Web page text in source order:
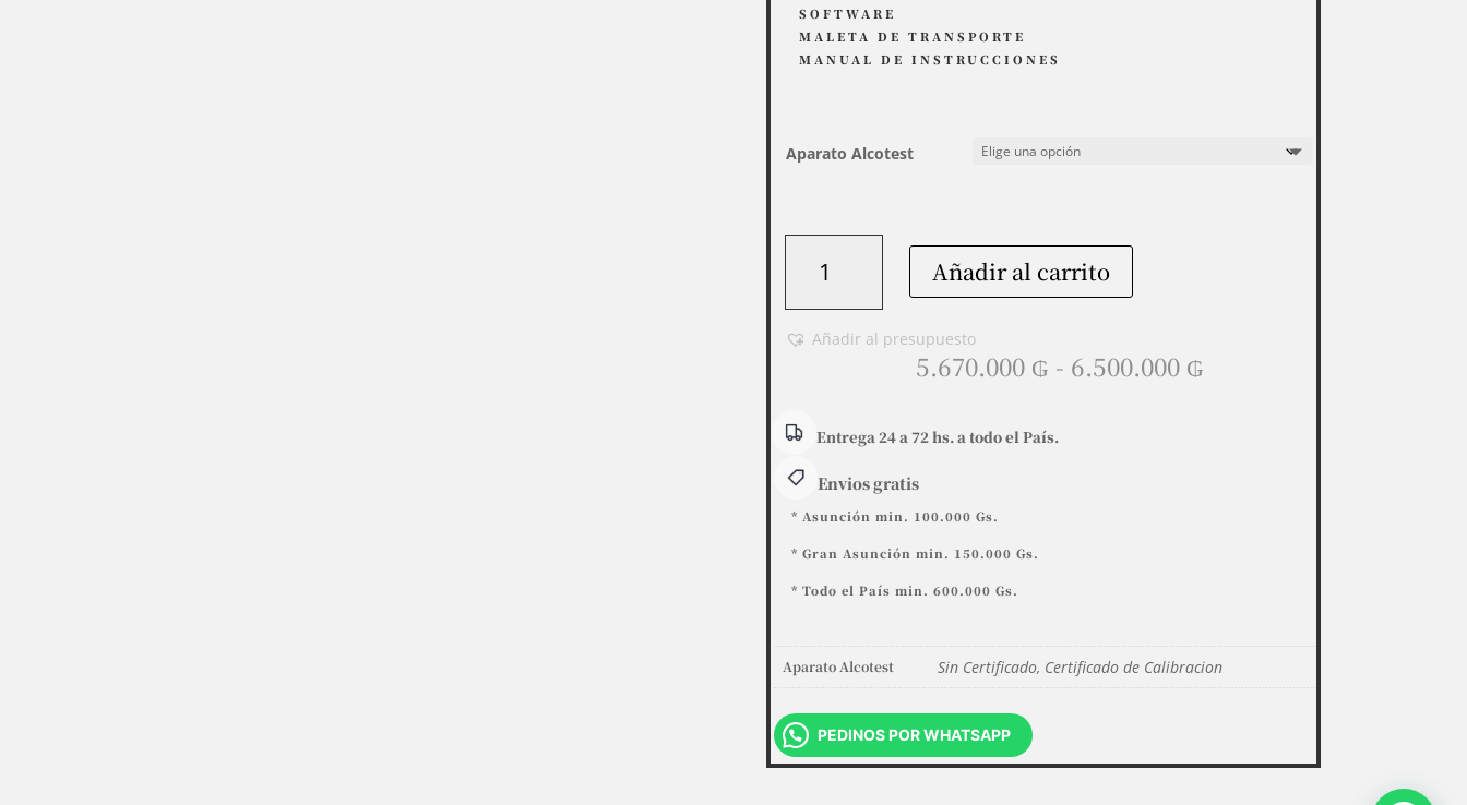
SOFTWARE
MALETA DE TRANSPORTE
MANUAL DE INSTRUCCIONES
Aparato Alcotest
Alcoholemia/
Pro
cantidad
Añadir al carrito
Añadir al presupuesto
5.670.000 ₲ - 6.500.000 ₲
Entrega 24 a 72 hs. a todo el País.
Envios gratis
* Asunción min. 100.000 Gs.
* Gran Asunción min. 150.000 Gs.
* Todo el País min. 600.000 Gs.
Aparato Alcotest Sin Certificado, Certificado de Calibracion
PEDINOS POR WHATSAPP